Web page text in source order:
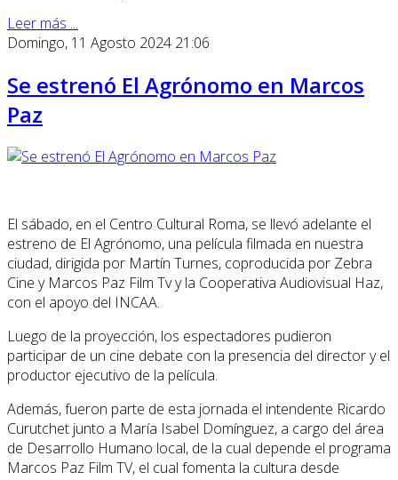
Leer más ...
Domingo, 11 Agosto 2024 21:06
Se estrenó El Agrónomo en Marcos
Paz
El sábado, en el Centro Cultural Roma, se llevó adelante el
estreno de El Agrónomo, una película filmada en nuestra
ciudad, dirigida por Martín Turnes, coproducida por Zebra
Cine y Marcos Paz Film Tv y la Cooperativa Audiovisual Haz,
con el apoyo del INCAA.
Luego de la proyección, los espectadores pudieron
participar de un cine debate con la presencia del director y el
productor ejecutivo de la película.
Además, fueron parte de esta jornada el intendente Ricardo
Curutchet junto a María Isabel Domínguez, a cargo del área
de Desarrollo Humano local, de la cual depende el programa
Marcos Paz Film TV, el cual fomenta la cultura desde